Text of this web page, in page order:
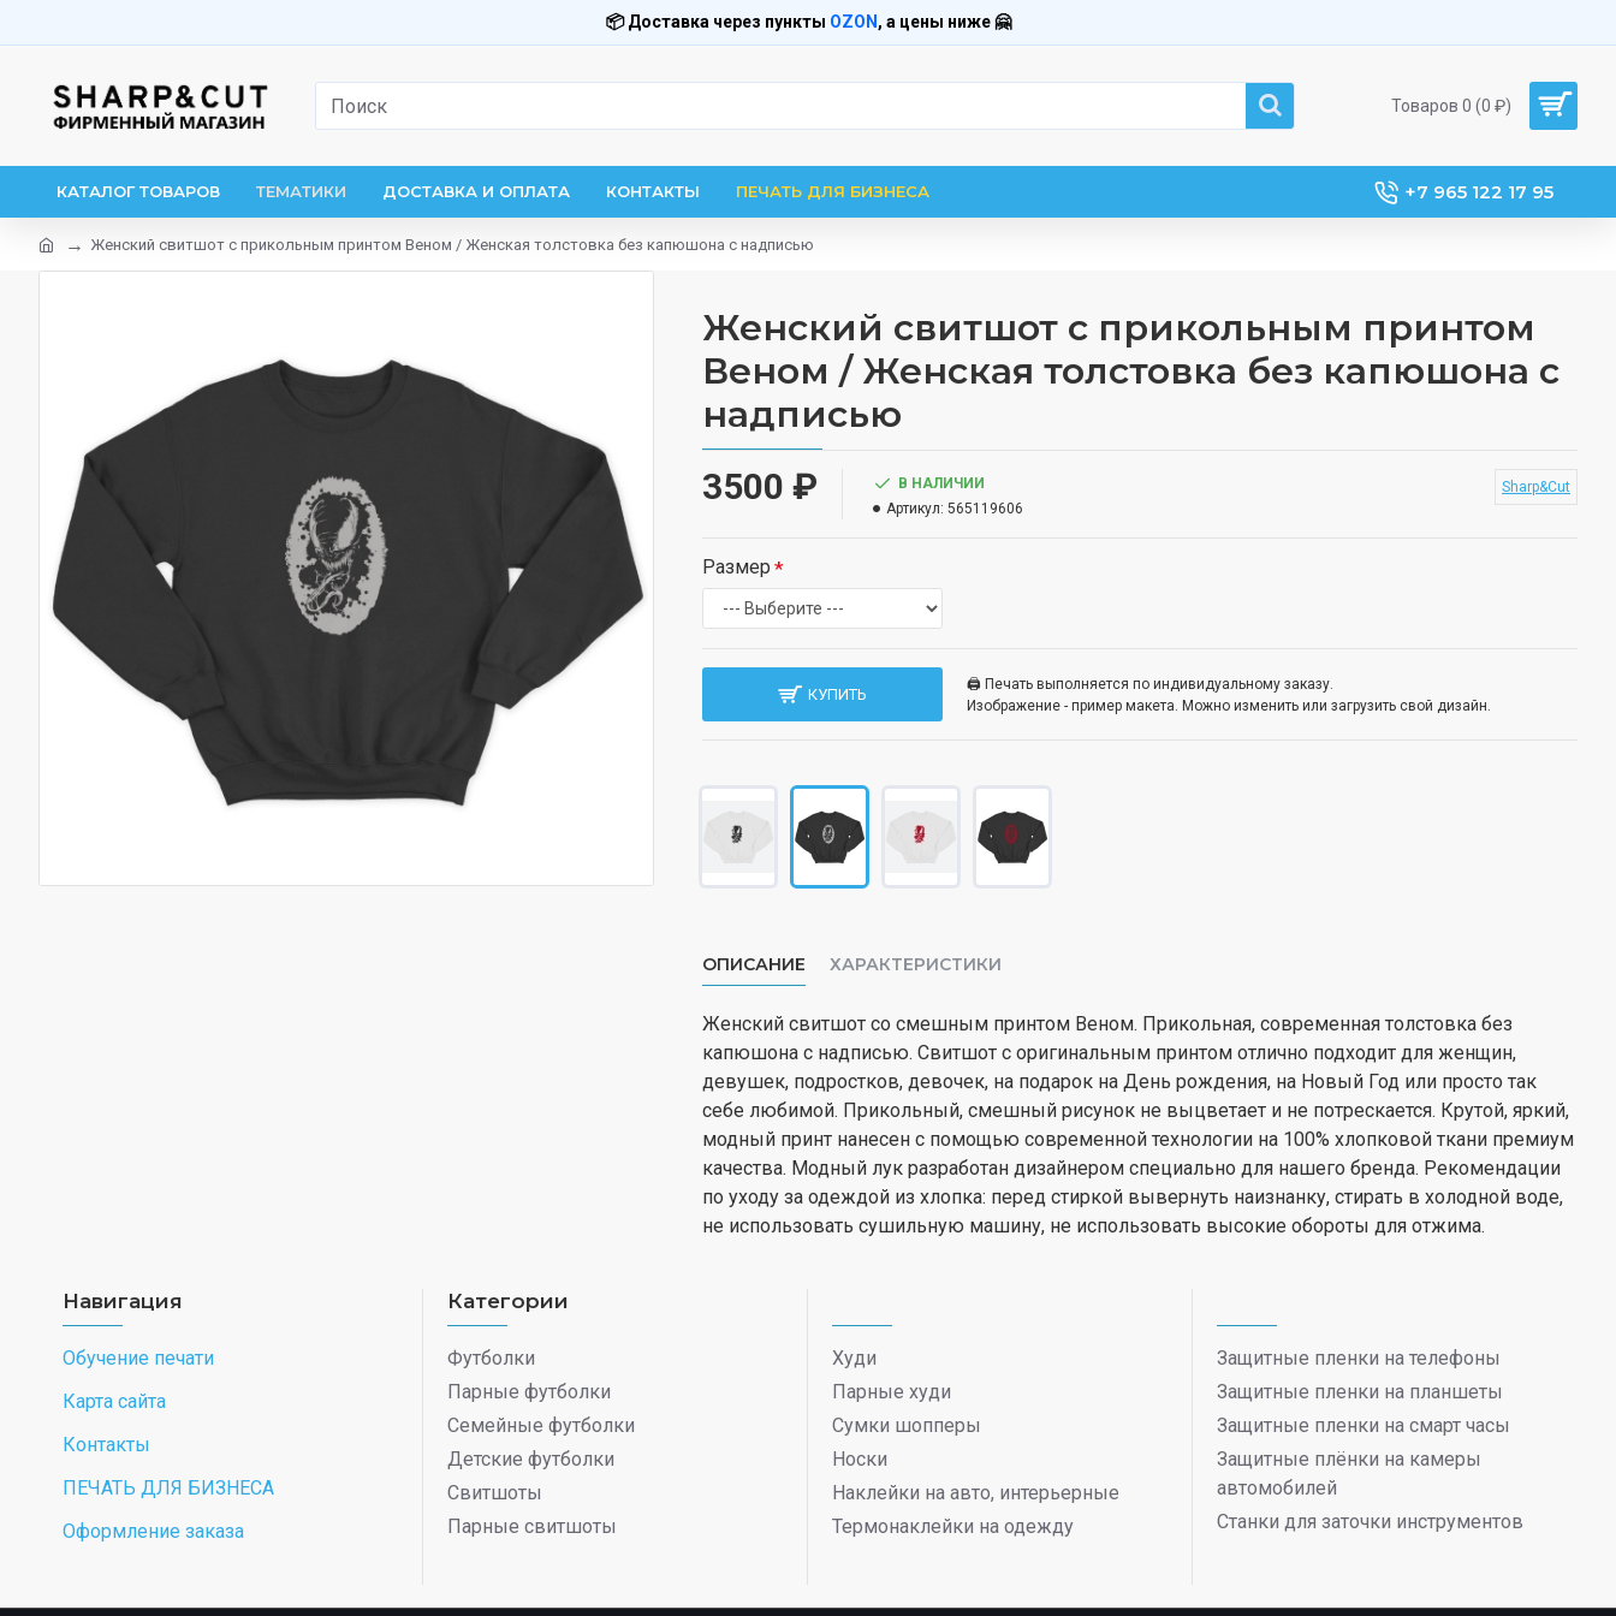
📦 Доставка через пункты OZON , а цены ниже 🤗
Товаров 0 (0 ₽)
КАТАЛОГ ТОВАРОВ ТЕМАТИКИ ДОСТАВКА И ОПЛАТА КОНТАКТЫ ПЕЧАТЬ ДЛЯ БИЗНЕСА +7 965 122 17 95
Женский свитшот с прикольным принтом Веном / Женская толстовка без капюшона с надписью
Женский свитшот с прикольным принтом
Веном / Женская толстовка без капюшона с
надписью
3500 ₽
В НАЛИЧИИ
Артикул: 565119606
Sharp&Cut
Размер
КУПИТЬ
🖨️ Печать выполняется по индивидуальному заказу.
Изображение - пример макета. Можно изменить или загрузить свой дизайн.
ОПИСАНИЕ ХАРАКТЕРИСТИКИ
Женский свитшот со смешным принтом Веном. Прикольная, современная толстовка без
капюшона с надписью. Свитшот с оригинальным принтом отлично подходит для женщин,
девушек, подростков, девочек, на подарок на День рождения, на Новый Год или просто так
себе любимой. Прикольный, смешный рисунок не выцветает и не потрескается. Крутой, яркий,
модный принт нанесен с помощью современной технологии на 100% хлопковой ткани премиум
качества. Модный лук разработан дизайнером специально для нашего бренда. Рекомендации
по уходу за одеждой из хлопка: перед стиркой вывернуть наизнанку, стирать в холодной воде,
не использовать сушильную машину, не использовать высокие обороты для отжима.
Навигация
Обучение печати
Карта сайта
Контакты
ПЕЧАТЬ ДЛЯ БИЗНЕСА
Оформление заказа
Категории
Футболки
Парные футболки
Семейные футболки
Детские футболки
Свитшоты
Парные свитшоты
Худи
Парные худи
Сумки шопперы
Носки
Наклейки на авто, интерьерные
Термонаклейки на одежду
Защитные пленки на телефоны
Защитные пленки на планшеты
Защитные пленки на смарт часы
Защитные плёнки на камеры
автомобилей
Станки для заточки инструментов